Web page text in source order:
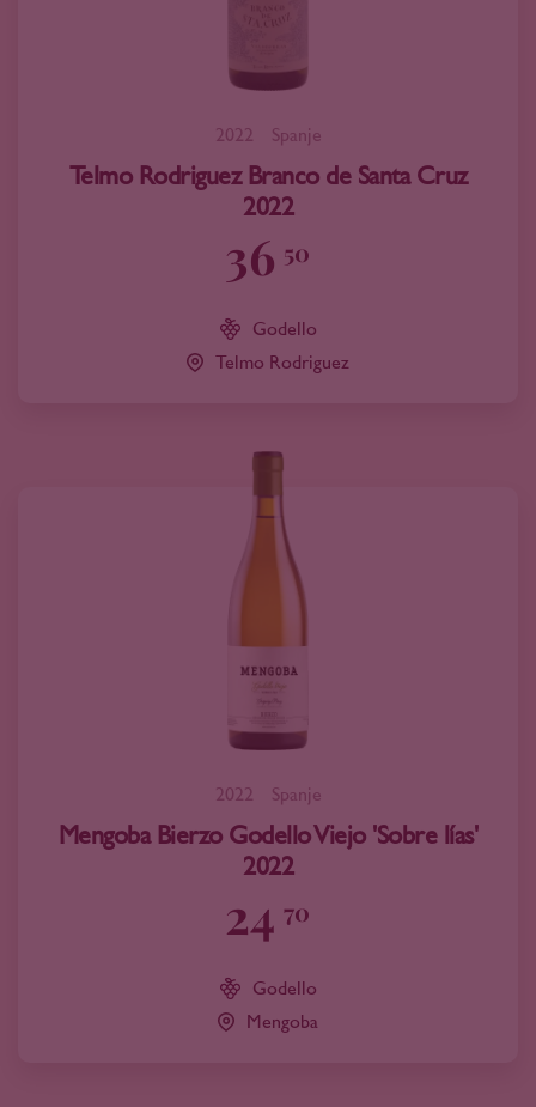
2022 Spanje
Telmo Rodriguez Branco de Santa Cruz
2022
36 50
Godello
Telmo Rodriguez
2022 Spanje
Mengoba Bierzo Godello Viejo 'Sobre lías'
2022
24 70
Godello
Mengoba